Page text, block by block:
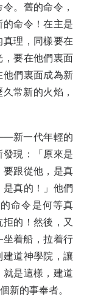
。舊的命令，
命令！在主是
理，同樣要在
要在他們裏面
他們裏面成為新
常新的火焰，
新一代年輕的
現：「原來是
跟從他，是真
真的！」他們
命令是何等真
的！然後，又
着船，拉着行
道神學院，讓
是這樣，建道
新的事奉者。